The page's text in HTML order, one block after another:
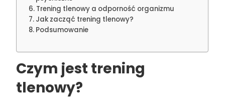
Trening tlenowy a odporność organizmu
Jak zacząć trening tlenowy?
Podsumowanie
Czym jest trening
tlenowy?